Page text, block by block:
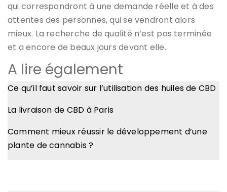
qui correspondront à une demande réelle et à des
attentes des personnes, qui se vendront alors
mieux. La recherche de qualité n’est pas terminée
et a encore de beaux jours devant elle.
A lire également
Ce qu’il faut savoir sur l’utilisation des huiles de CBD
La livraison de CBD à Paris
Comment mieux réussir le développement d’une
plante de cannabis ?